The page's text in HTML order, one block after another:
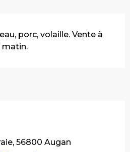
porc, volaille. Vente à
matin.
56800 Augan